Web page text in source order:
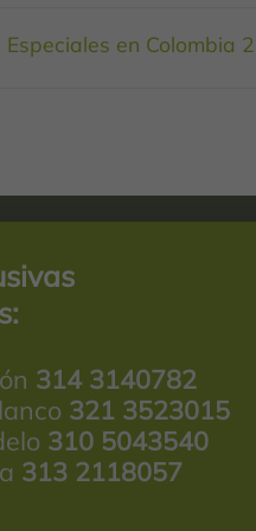
Especiales en Colombia
314 3140782
321 3523015
310 5043540
313 2118057